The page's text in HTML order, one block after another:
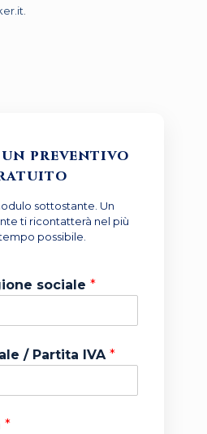
preventivo
sottostante. Un
ti ricontatterà nel più
possibile.
sociale *
/ Partita IVA *
*